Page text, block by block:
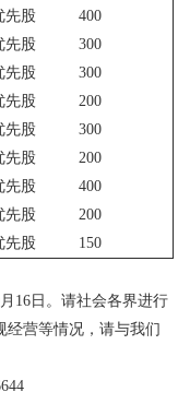
先股
400
先股
300
先股
300
先股
200
先股
300
先股
200
先股
400
先股
200
先股 150
16日。请社会各界进行
经营等情况，请与我们